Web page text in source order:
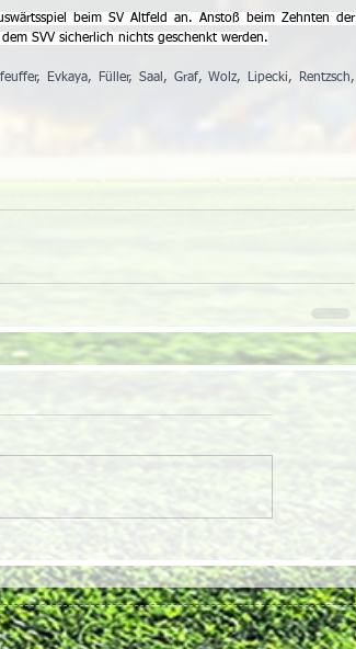
beim SV Altfeld an. Anstoß beim Zehnten der
SVV sicherlich nichts geschenkt werden.
Evkaya, Füller, Saal, Graf, Wolz, Lipecki, Rentzsch,